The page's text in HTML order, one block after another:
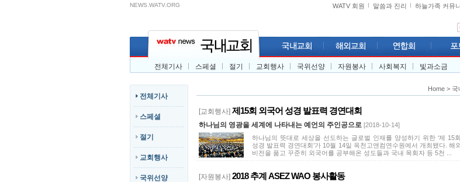
NEWS.WATV.ORG WATV 회원 말씀과 진리 하늘가족 커뮤
전체기사 스페셜 절기 교회행사 국위선양 자원봉사 사회복지 빛과소금
전체기사
스페셜
절기
교회행사
국위선양
Home > 국
[교회행사] 제15회 외국어 성경 발표력 경연대회
하나님의 영광을 세계에 나타내는 예언의 주인공으로 [2018-10-14]
하나님의 뜻대로 세상을 선도하는 글로벌 인재를 양성하기 위한 ‘제 15
성경 발표력 경연대회’가 10월 14일 옥천고앤컴연수원에서 개최됐다. 해
비전을 품고 꾸준히 외국어를 공부해온 성도들과 국내 목회자 등 5천 ...
[자원봉사] 2018 추계 ASEZ WAO 봉사활동